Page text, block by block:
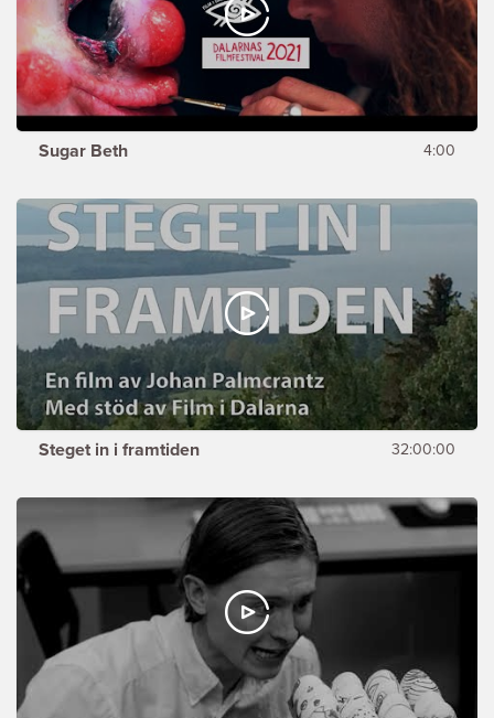
Sugar Beth 4:00
Steget in i framtiden 32:00:00